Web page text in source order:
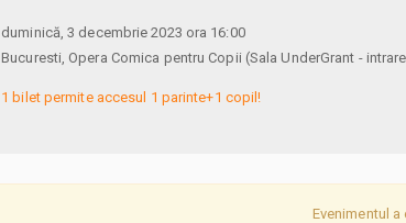
duminică, 3 decembrie 2023 ora 16:00
Bucuresti, Opera Comica pentru Copii (Sala UnderGrant -
1 bilet permite accesul 1 parinte+1 copil!
Evenimentul a